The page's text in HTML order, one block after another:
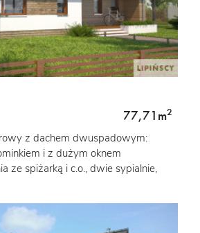
77,71m2
z dachem dwuspadowym:
i z dużym oknem
ze spiżarką i c.o., dwie sypialnie,